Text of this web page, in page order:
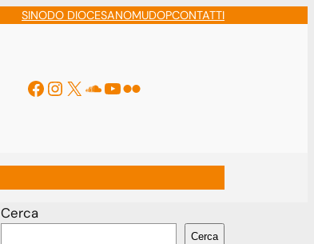
SINODO DIOCESANOMUDOPCONTATTI
Facebook
Instagram
X Soundcloud
YouTube
Flickr
Cerca
Cerca